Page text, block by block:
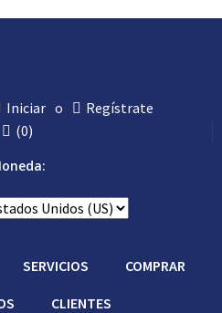
Iniciar o
Regístrate
(0)
SERVICIOS COMPRAR
CLIENTES